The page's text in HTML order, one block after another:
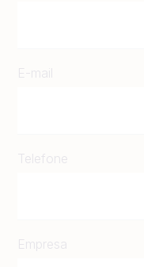
E-mail
Telefone
Empresa